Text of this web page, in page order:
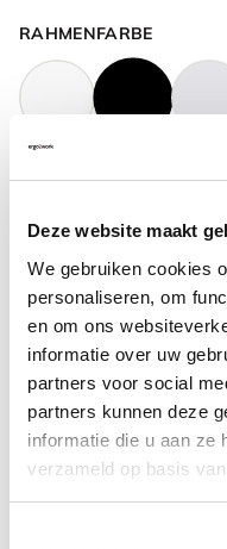
Deze website maakt
We gebruiken cookies
personaliseren, om
en om ons
informatie over uw
partners voor social
partners kunnen deze
informatie die u aan ze
verzameld op basis
RAHMENFARBE
GASFEDERHÖHE
BODENKONTAKT
FUSSRING ?